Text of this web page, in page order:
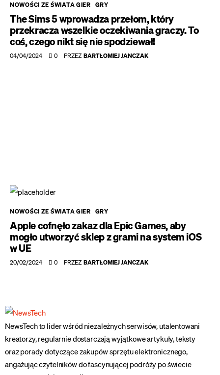
NOWOŚCI ZE ŚWIATA GIER GRY
The Sims 5 wprowadza przełom, który
przekracza wszelkie oczekiwania graczy. To
coś, czego nikt się nie spodziewał!
04/04/2024 0 PRZEZ BARTŁOMIEJ JANCZAK
NOWOŚCI ZE ŚWIATA GIER GRY
Apple cofnęło zakaz dla Epic Games, aby
mogło utworzyć sklep z grami na system iOS
w UE
20/02/2024 0 PRZEZ BARTŁOMIEJ JANCZAK
NewsTech to lider wśród niezależnych serwisów, utalentowani
kreatorzy, regularnie dostarczają wyjątkowe artykuły, teksty
oraz porady dotyczące zakupów sprzętu elektronicznego,
angażując czytelników do fascynującej podróży po świecie